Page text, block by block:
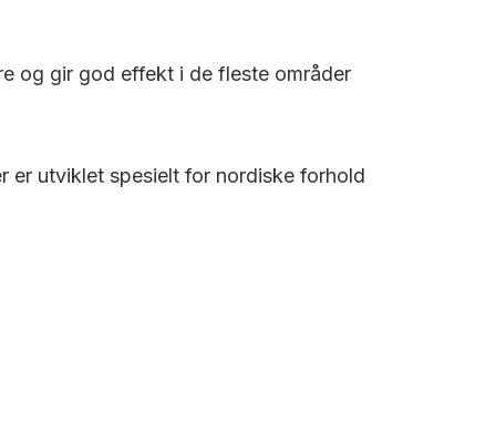
og gir god effekt i de fleste områder
er utviklet spesielt for nordiske forhold